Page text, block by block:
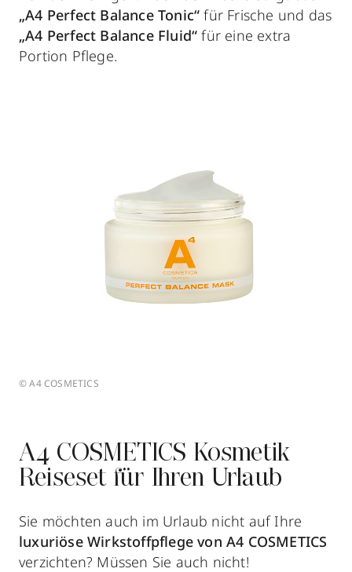
„A4 Perfect Balance Tonic“ für Frische und das
„A4 Perfect Balance Fluid“ für eine extra
Portion Pflege.
© A4 COSMETICS
A4 COSMETICS Kosmetik
Reiseset für Ihren Urlaub
Sie möchten auch im Urlaub nicht auf Ihre
luxuriöse Wirkstoffpflege von A4 COSMETICS
verzichten? Müssen Sie auch nicht!